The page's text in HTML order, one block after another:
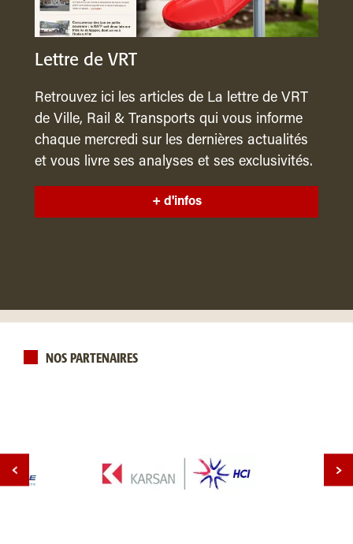
Lettre de VRT
Retrouvez ici les articles de La lettre de VRT
de Ville, Rail & Transports qui vous informe
chaque mercredi sur les dernières actualités
et vous livre ses analyses et ses exclusivités.
+ d'infos
NOS PARTENAIRES